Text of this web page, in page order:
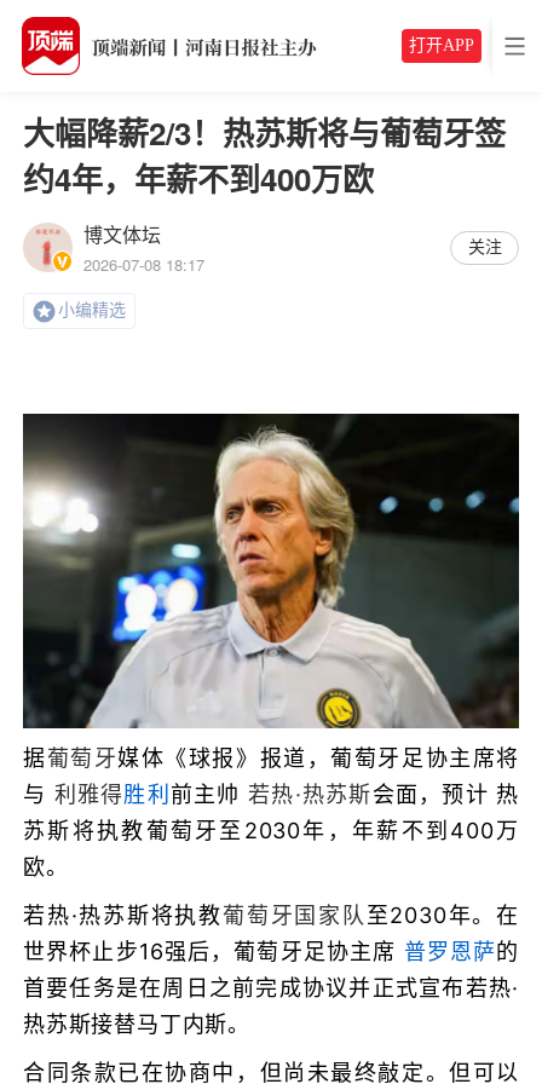
打开APP
大幅降薪2/3！热苏斯将与葡萄牙签
约4年，年薪不到400万欧
博文体坛
2026-07-08 18:17
关注
小编精选
据葡萄牙媒体《球报》报道，葡萄牙足协主席将
与 利雅得胜利 前主帅 若热·热苏斯会面，预计 热
苏斯将执教葡萄牙至2030年，年薪不到400万
欧。
若热·热苏斯将执教葡萄牙国家队至2030年。在
世界杯止步16强后，葡萄牙足协主席 普罗恩萨的
首要任务是在周日之前完成协议并正式宣布若热·
热苏斯接替马丁内斯。
合同条款已在协商中，但尚未最终敲定。但可以